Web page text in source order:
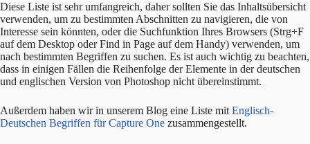
Diese Liste ist sehr umfangreich, daher sollten Sie das Inhaltsübersicht
verwenden, um zu bestimmten Abschnitten zu navigieren, die von
Interesse sein könnten, oder die Suchfunktion Ihres Browsers (Strg+F
auf dem Desktop oder Find in Page auf dem Handy) verwenden, um
nach bestimmten Begriffen zu suchen. Es ist auch wichtig zu beachten,
dass in einigen Fällen die Reihenfolge der Elemente in der deutschen
und englischen Version von Photoshop nicht übereinstimmt.
Außerdem haben wir in unserem Blog eine Liste mit Englisch-
Deutschen Begriffen für Capture One zusammengestellt.